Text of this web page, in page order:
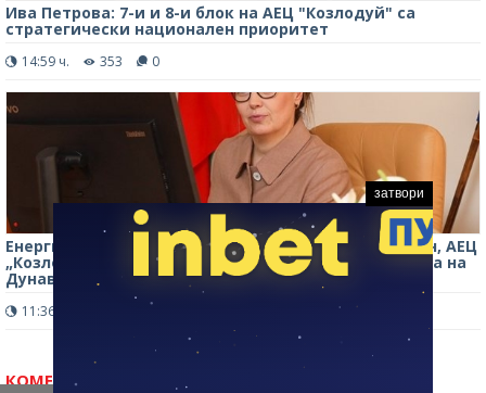
Ива Петрова: 7-и и 8-и блок на АЕЦ "Козлодуй" са
стратегически национален приоритет
14:59 ч. 353 0
Енергийният министър: Износът на ток е рекорден, АЕЦ
„Козлодуй“ работи нормално въпреки ниските нива на
Дунав
11:36 ч.
КОМЕНТАРИ
затвори